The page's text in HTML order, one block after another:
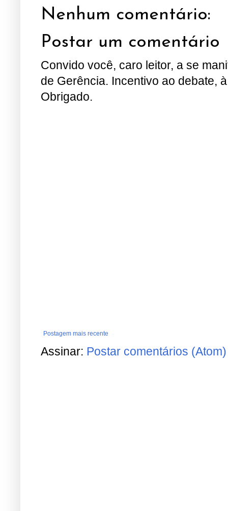
Nenhum comentário:
Postar um comentário
Convido você, caro leitor, a se
de Gerência. Incentivo ao debate,
Obrigado.
Postagem mais recente
Assinar: Postar comentários (Atom)